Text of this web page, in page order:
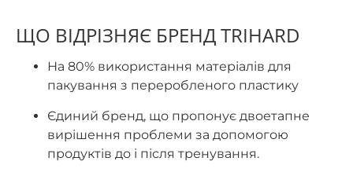
ЩО ВІДРІЗНЯЄ БРЕНД TRIHARD
На 80% використання матеріалів для
пакування з переробленого пластику
Єдиний бренд, що пропонує двоетапне
вирішення проблеми за допомогою
продуктів до і після тренування.